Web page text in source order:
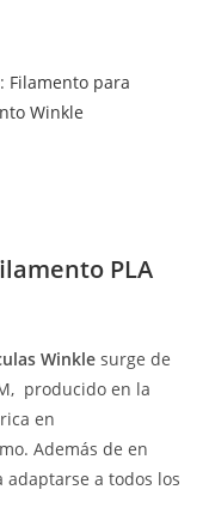
Filamento para
Winkle
PLA
Winkle surge de
producido en la
en
Además de en
adaptarse a todos los